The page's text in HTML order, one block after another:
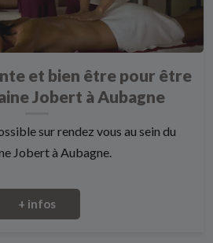
et bien être pour être
Jobert à Aubagne
sur rendez vous au sein du
Jobert à Aubagne.
+ infos